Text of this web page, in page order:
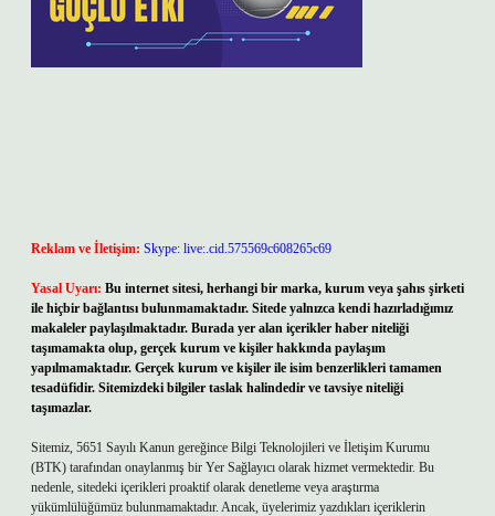
Reklam ve İletişim: Skype: live:.cid.575569c608265c69
Yasal Uyarı: Bu internet sitesi, herhangi bir marka, kurum veya şahıs şirketi
ile hiçbir bağlantısı bulunmamaktadır. Sitede yalnızca kendi hazırladığımız
makaleler paylaşılmaktadır. Burada yer alan içerikler haber niteliği
taşımamakta olup, gerçek kurum ve kişiler hakkında paylaşım
yapılmamaktadır. Gerçek kurum ve kişiler ile isim benzerlikleri tamamen
tesadüfidir. Sitemizdeki bilgiler taslak halindedir ve tavsiye niteliği
taşımazlar.
Sitemiz, 5651 Sayılı Kanun gereğince Bilgi Teknolojileri ve İletişim Kurumu
(BTK) tarafından onaylanmış bir Yer Sağlayıcı olarak hizmet vermektedir. Bu
nedenle, sitedeki içerikleri proaktif olarak denetleme veya araştırma
yükümlülüğümüz bulunmamaktadır. Ancak, üyelerimiz yazdıkları içeriklerin